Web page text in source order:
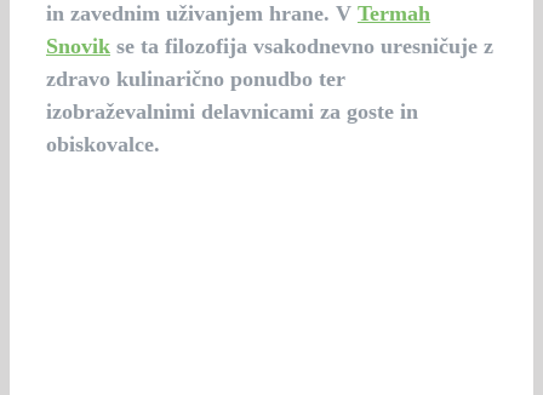
in zavednim uživanjem hrane. V Termah
Snovikse ta filozofija vsakodnevno uresničuje z
zdravo kulinarično ponudbo ter
izobraževalnimi delavnicami za goste in
obiskovalce.